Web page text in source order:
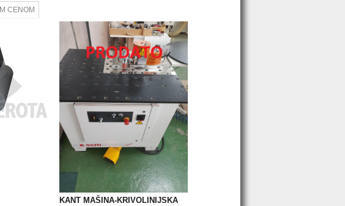
CENOM
KANT MAŠINA-KRIVOLINIJSKA